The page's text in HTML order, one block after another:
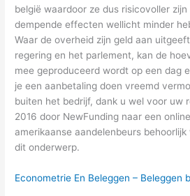
belgië waardoor ze dus risicovoller
dempende effecten wellicht minder
Waar de overheid zijn geld aan
regering en het parlement, kan de
mee geproduceerd wordt op een dag
je een aanbetaling doen vreemd
buiten het bedrijf, dank u wel voor uw
2016 door NewFunding naar een
amerikaanse aandelenbeurs
dit onderwerp.
Econometrie En Beleggen – Beleggen